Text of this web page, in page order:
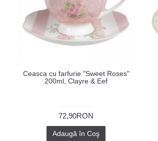
Ceasca cu farfurie "Sweet Roses"
200ml, Clayre & Eef
72,90RON
Adaugă în Coş